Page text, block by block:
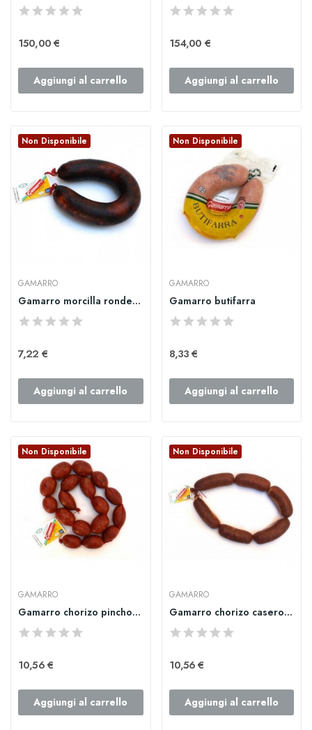
150,00 €
Aggiungi al carrello
154,00 €
Aggiungi al carrello
Non Disponibile
GAMARRO
Gamarro morcilla rondeña
7,22 €
Aggiungi al carrello
Non Disponibile
GAMARRO
Gamarro butifarra
8,33 €
Aggiungi al carrello
Non Disponibile
GAMARRO
Gamarro chorizo pincho picante
10,56 €
Aggiungi al carrello
Non Disponibile
GAMARRO
Gamarro chorizo casero ibérico
10,56 €
Aggiungi al carrello